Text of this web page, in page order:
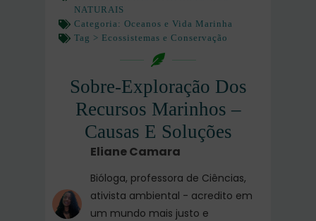
NATURAIS
Categoria: Oceanos e Vida Marinha
Tag > Ecossistemas e Conservação
Sobre-Exploração Dos
Recursos Marinhos –
Causas E Soluções
Eliane Camara
Bióloga, professora de Ciências,
ativista ambiental - acredito em
um mundo mais justo e